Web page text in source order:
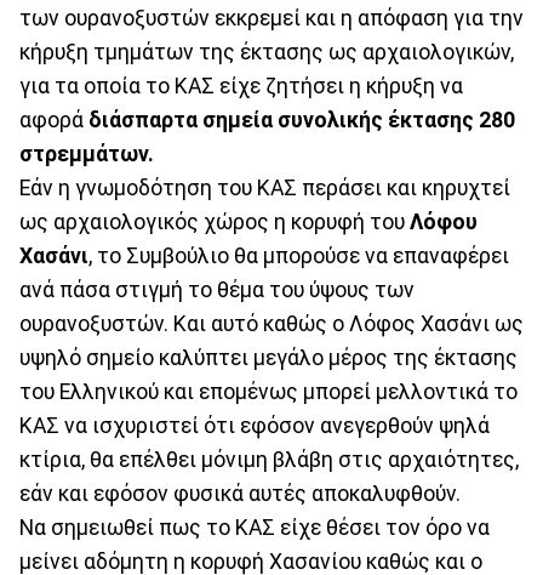
των ουρανοξυστών εκκρεμεί και η απόφαση για την
κήρυξη τμημάτων της έκτασης ως αρχαιολογικών,
για τα οποία το ΚΑΣ είχε ζητήσει η κήρυξη να
αφορά διάσπαρτα σημεία συνολικής έκτασης 280
στρεμμάτων.
Εάν η γνωμοδότηση του ΚΑΣ περάσει και κηρυχτεί
ως αρχαιολογικός χώρος η κορυφή του Λόφου
Χασάνι, το Συμβούλιο θα μπορούσε να επαναφέρει
ανά πάσα στιγμή το θέμα του ύψους των
ουρανοξυστών. Και αυτό καθώς ο Λόφος Χασάνι ως
υψηλό σημείο καλύπτει μεγάλο μέρος της έκτασης
του Ελληνικού και επομένως μπορεί μελλοντικά το
ΚΑΣ να ισχυριστεί ότι εφόσον ανεγερθούν ψηλά
κτίρια, θα επέλθει μόνιμη βλάβη στις αρχαιότητες,
εάν και εφόσον φυσικά αυτές αποκαλυφθούν.
Να σημειωθεί πως το ΚΑΣ είχε θέσει τον όρο να
μείνει αδόμητη η κορυφή Χασανίου καθώς και ο